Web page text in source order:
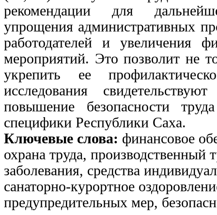
рекомендации для
упрощения административных
работодателей и увеличения
мероприятий. Это позволит не
укрепить ее
исследования
повышение безопасности
специфики Республики Саха.
Ключевые слова: финансовое
охрана труда, производственный
заболевания, средства
санаторно-курортное
предупредительных мер,